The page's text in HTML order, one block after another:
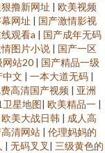
撸新网址 | 欧美视频
网址 | 国产激情影视
观看a | 国产成年无码
图片小说 | 国产一区
网站20 | 国产精品一级
中文 | 一本大道无码 |
高清国产视频 | 亚洲
卫星地图| 欧美精品一 |
欧美大战日韩 | 成人高
清网站 | 伦理妈妈的
| 无码叉叉 | 三级黄色的